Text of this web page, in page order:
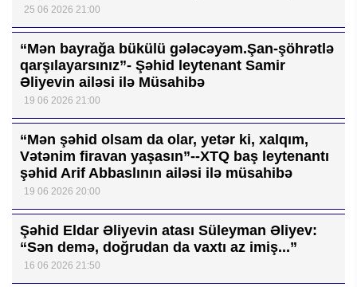
25 06 2026 21:00
“Mən bayrağa bükülü gələcəyəm.Şan-şöhrətlə
qarşılayarsınız”- Şəhid leytenant Samir
Əliyevin ailəsi ilə Müsahibə
19 06 2026 21:00
“Mən şəhid olsam da olar, yetər ki, xalqım,
Vətənim firavan yaşasın”--XTQ baş leytenantı
şəhid Arif Abbaslının ailəsi ilə müsahibə
19 06 2026 20:00
Şəhid Eldar Əliyevin atası Süleyman Əliyev:
“Sən demə, doğrudan da vaxtı az imiş...”
16 06 2026 21:50